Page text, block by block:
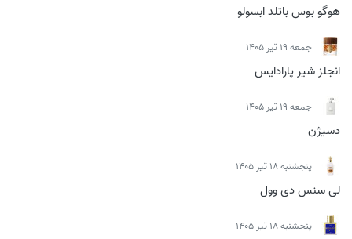
هوگو بوس باتلد ابسولو
جمعه 19 تیر 1405
انجلز شیر پارادایس
جمعه 19 تیر 1405
دسیژن
پنجشنبه 18 تیر 1405
لی سنس دی وول
پنجشنبه 18 تیر 1405